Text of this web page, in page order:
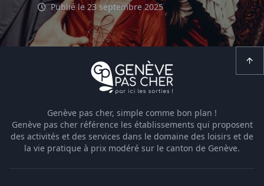
Publié le 23 septembre 2025
Genève pas cher, simple comme bon plan !
Genève pas cher référence les établissements qui proposent
des activités et des services dans le domaine des loisirs et de
la vie pratique à prix modéré sur le canton de Genève.